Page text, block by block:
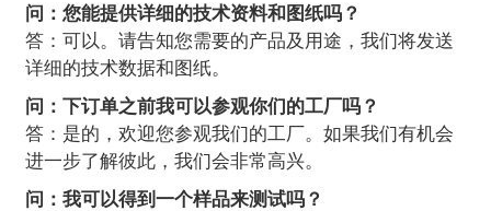
问：您能提供详细的技术资料和图纸吗？
答：可以。请告知您需要的产品及用途，我们将发送
详细的技术数据和图纸。
问：下订单之前我可以参观你们的工厂吗？
答：是的，欢迎您参观我们的工厂。如果我们有机会
进一步了解彼此，我们会非常高兴。
问：我可以得到一个样品来测试吗？